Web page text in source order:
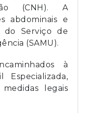
(CNH). A
abdominais e
do Serviço de
(SAMU).
à
Especializada,
legais